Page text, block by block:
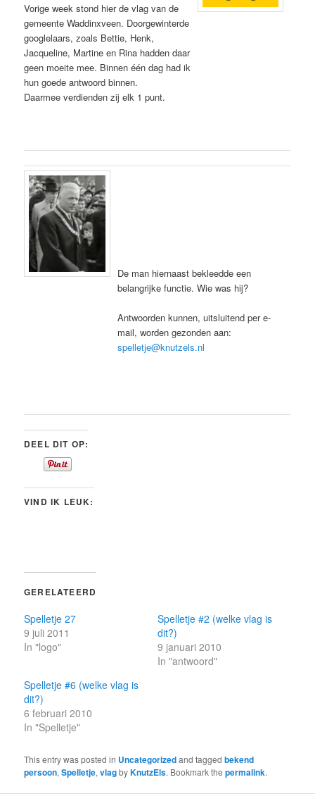
Vorige week stond hier de vlag van de
gemeente Waddinxveen. Doorgewinterde
googlelaars, zoals Bettie, Henk,
Jacqueline, Martine en Rina hadden daar
geen moeite mee. Binnen één dag had ik
hun goede antwoord binnen.
Daarmee verdienden zij elk 1 punt.
De man hiernaast bekleedde een
belangrijke functie. Wie was hij?
Antwoorden kunnen, uitsluitend per e-
mail, worden gezonden aan:
spelletje@knutzels.nl
DEEL DIT OP:
VIND IK LEUK:
GERELATEERD
Spelletje 27
9 juli 2011
In "logo"
Spelletje #2 (welke vlag is
dit?)
9 januari 2010
In "antwoord"
Spelletje #6 (welke vlag is
dit?)
6 februari 2010
In "Spelletje"
This entry was posted in Uncategorizedand taggedbekend
persoon,Spelletje,vlagbyKnutzEls. Bookmark thepermalink.